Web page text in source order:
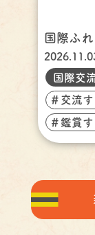
国際ふ
国際交
＃交流す
＃鑑賞す